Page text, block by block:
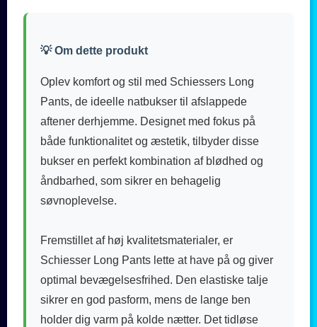
💡 Om dette produkt
Oplev komfort og stil med Schiessers Long
Pants, de ideelle natbukser til afslappede
aftener derhjemme. Designet med fokus på
både funktionalitet og æstetik, tilbyder disse
bukser en perfekt kombination af blødhed og
åndbarhed, som sikrer en behagelig
søvnoplevelse.
Fremstillet af høj kvalitetsmaterialer, er
Schiesser Long Pants lette at have på og giver
optimal bevægelsesfrihed. Den elastiske talje
sikrer en god pasform, mens de lange ben
holder dig varm på kolde nætter. Det tidløse